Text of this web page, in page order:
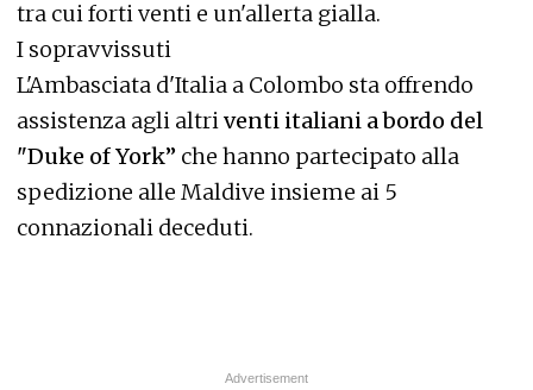
tra cui forti venti e un'allerta gialla.
I sopravvissuti
L'Ambasciata d'Italia a Colombo sta offrendo
assistenza agli altriventi italiani a bordo del
"Duke of York” che hanno partecipato alla
spedizione alle Maldive insieme ai 5
connazionali deceduti.